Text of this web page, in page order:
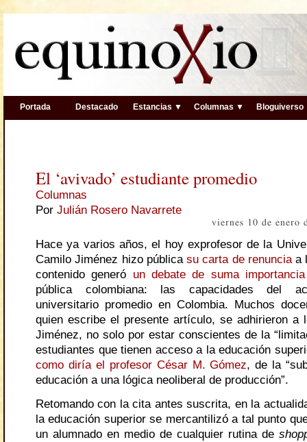
Portada Destacado Estancias ▼ Columnas ▼ Bloguiverso
El ‘avivado’ estudiante promedio
Columnas
Por Julián Rosero Navarrete
viernes 10 de enero
Hace ya varios años, el hoy exprofesor de la
Camilo Jiménez hizo públicasu carta de renunciaa
contenido generó un debate de suma importancia
pública colombiana: las capacidades del
universitario promedio en Colombia. Muchos
quien escribe el presente artículo, se adhirieron a
Jiménez, no solo por estar conscientes de la
estudiantes que tienen acceso a la educación
como diría el profesor César M. Gómez, de la
educación a una lógica neoliberal de producción”.
Retomando con la cita antes suscrita, en la
la educación superior se mercantilizó a tal punto
un alumnado en medio de cualquier rutina de